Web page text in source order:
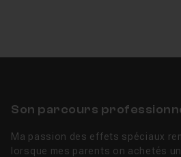
Son parcours
Ma passion des effets spéciaux
lorsque mes parents on achetés